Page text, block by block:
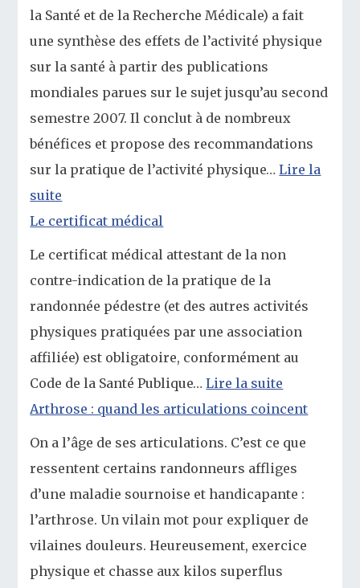
la Santé et de la Recherche Médicale) a fait
une synthèse des effets de l’activité physique
sur la santé à partir des publications
mondiales parues sur le sujet jusqu’au second
semestre 2007. Il conclut à de nombreux
bénéfices et propose des recommandations
sur la pratique de l’activité physique…Lire la
suite
Le certificat médical
Le certificat médical attestant de la non
contre-indication de la pratique de la
randonnée pédestre (et des autres activités
physiques pratiquées par une association
affiliée) est obligatoire, conformément au
Code de la Santé Publique…Lire la suite
Arthrose : quand les articulations coincent
On a l’âge de ses articulations. C’est ce que
ressentent certains randonneurs affliges
d’une maladie sournoise et handicapante :
l’arthrose. Un vilain mot pour expliquer de
vilaines douleurs. Heureusement, exercice
physique et chasse aux kilos superflus